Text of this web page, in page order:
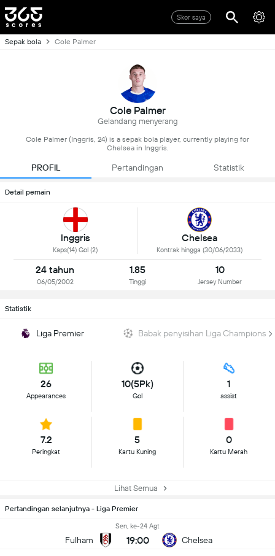
Skor saya
Sepak bola Cole Palmer
Cole Palmer
Gelandang menyerang
Cole Palmer (Inggris, 24) is a sepak bola player, currently playing for
Chelsea in Inggris.
PROFIL Pertandingan Statistik
Detail pemain
Inggris
Kaps(14) Gol (2)
Chelsea
Kontrak hingga (30/06/2033)
24 tahun
06/05/2002
1.85
Tinggi
10
Jersey Number
Statistik
Liga Premier Babak penyisihan Liga Champions
26
Appearances
10(5Pk)
Gol
1
assist
7.2
Peringkat
5
Kartu Kuning
0
Kartu Merah
Lihat Semua
Pertandingan selanjutnya - Liga Premier
Fulham
Sen, ke-24 Agt
19:00 Chelsea